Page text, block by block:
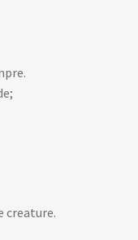
creature.